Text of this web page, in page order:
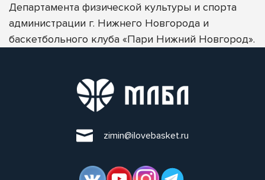
Департамента физической культуры и спорта
администрации г. Нижнего Новгорода и
баскетбольного клуба «Пари Нижний Новгород».
zimin@ilovebasket.ru